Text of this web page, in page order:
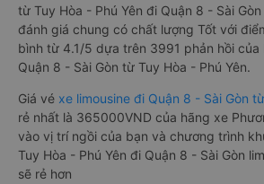
từ Tuy Hòa - Phú Yên đi Quận 8 - Sài
đánh giá chung có chất lượng Tốt với
bình từ 4.1/5 dựa trên 3991 phản hồi của
Quận 8 - Sài Gòn từ Tuy Hòa - Phú Yên.
Giá vé xe limousine đi Quận 8 - Sài Gòn
rẻ nhất là 365000VND của hãng xe
vào vị trí ngồi của bạn và chương trình
Tuy Hòa - Phú Yên đi Quận 8 - Sài Gòn
sẽ rẻ hơn